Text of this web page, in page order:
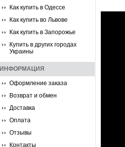
Как купить в Одессе
Как купить во Львове
Как купить в Запорожье
Купить в других городах
Украины
ИНФОРМАЦИЯ
Оформление заказа
Возврат и обмен
Доставка
Оплата
Отзывы
Контакты